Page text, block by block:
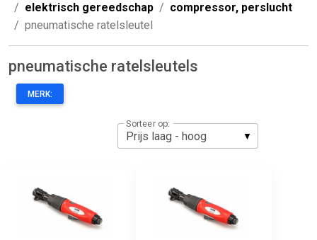
elektrisch gereedschap
compressor, perslucht
pneumatische ratelsleutel
pneumatische ratelsleutels
MERK:
Sorteer op: